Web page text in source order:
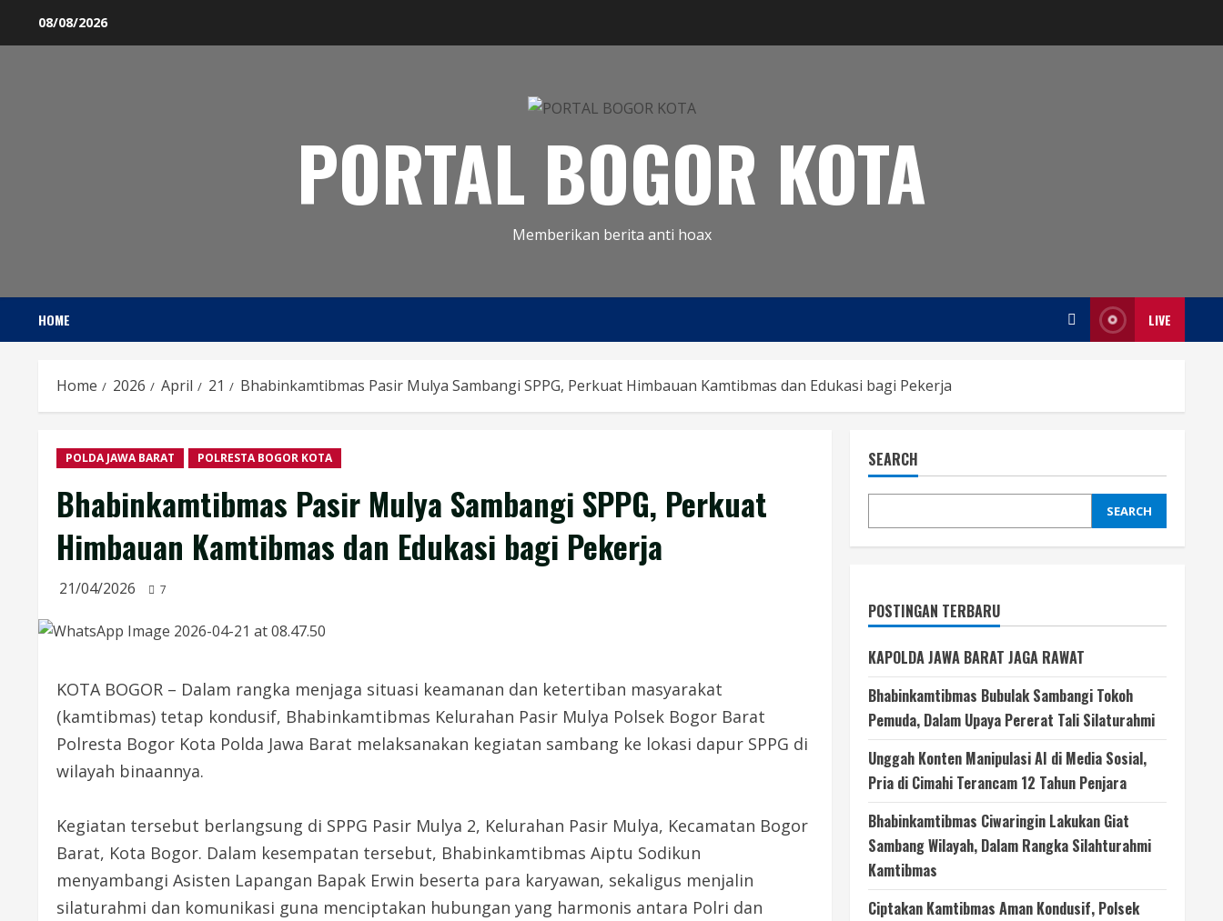
08/08/2026
PORTAL BOGOR KOTA
Memberikan berita anti hoax
HOME LIVE
Home 2026 April 21 Bhabinkamtibmas Pasir Mulya Sambangi SPPG, Perkuat Himbauan Kamtibmas dan Edukasi bagi Pekerja
POLDA JAWA BARAT POLRESTA BOGOR KOTA
Bhabinkamtibmas Pasir Mulya Sambangi SPPG, Perkuat
Himbauan Kamtibmas dan Edukasi bagi Pekerja
21/04/2026 7
KOTA BOGOR – Dalam rangka menjaga situasi keamanan dan ketertiban masyarakat
(kamtibmas) tetap kondusif, Bhabinkamtibmas Kelurahan Pasir Mulya Polsek Bogor Barat
Polresta Bogor Kota Polda Jawa Barat melaksanakan kegiatan sambang ke lokasi dapur SPPG di
wilayah binaannya.
Kegiatan tersebut berlangsung di SPPG Pasir Mulya 2, Kelurahan Pasir Mulya, Kecamatan Bogor
Barat, Kota Bogor. Dalam kesempatan tersebut, Bhabinkamtibmas Aiptu Sodikun
menyambangi Asisten Lapangan Bapak Erwin beserta para karyawan, sekaligus menjalin
silaturahmi dan komunikasi guna menciptakan hubungan yang harmonis antara Polri dan
SEARCH
SEARCH
POSTINGAN TERBARU
KAPOLDA JAWA BARAT JAGA RAWAT
Bhabinkamtibmas Bubulak Sambangi Tokoh
Pemuda, Dalam Upaya Pererat Tali Silaturahmi
Unggah Konten Manipulasi AI di Media Sosial,
Pria di Cimahi Terancam 12 Tahun Penjara
Bhabinkamtibmas Ciwaringin Lakukan Giat
Sambang Wilayah, Dalam Rangka Silahturahmi
Kamtibmas
Ciptakan Kamtibmas Aman Kondusif, Polsek